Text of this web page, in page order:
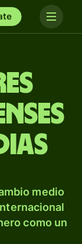
medio
como un